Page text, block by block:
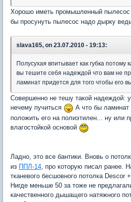
Хорошо иметь промышленный пылесос
бы просунуть пылесос надо дырку
slava165, on 23.07.2010 - 19:13:
Полусухая впитывает как губка потому
вы тешите себя надеждой что вам не
ламинат придется для того чтобы его
Совершенно не тешу такой надеждой:
нечему пучиться
А что бы ламинат
положить его на полиэтилен... ну или
влагостойкой основой
Ладно, это все бантики. Вновь о
из ППЛ-14, про которую писал ранее.
тканевого бесшовного потолка Descor
Нигде меньше 50 за тоже не
качественного дышащего натяжного